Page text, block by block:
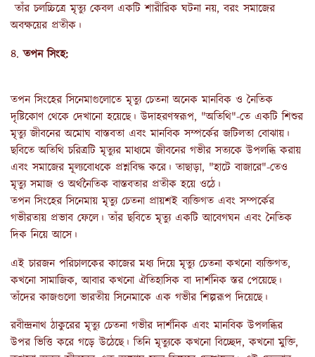
তাঁর চলচ্চিত্রে মৃত্যু কেবল একটি শারীরিক ঘটনা নয়, বরং সমাজের
অবক্ষয়ের প্রতীক।
৪.তপন সিংহ:
তপন সিংহের সিনেমাগুলোতে মৃত্যু চেতনা অনেক মানবিক ও নৈতিক
দৃষ্টিকোণ থেকে দেখানো হয়েছে। উদাহরণস্বরূপ, "অতিথি"-তে একটি শিশুর
মৃত্যু জীবনের অমোঘ বাস্তবতা এবং মানবিক সম্পর্কের জটিলতা বোঝায়।
ছবিতে অতিথি চরিত্রটি মৃত্যুর মাধ্যমে জীবনের গভীর সত্যকে উপলব্ধি করায়
এবং সমাজের মূল্যবোধকে প্রশ্নবিদ্ধ করে। তাছাড়া, "হাটে বাজারে"-তেও
মৃত্যু সমাজ ও অর্থনৈতিক বাস্তবতার প্রতীক হয়ে ওঠে।
তপন সিংহের সিনেমায় মৃত্যু চেতনা প্রায়শই ব্যক্তিগত এবং সম্পর্কের
গভীরতায় প্রভাব ফেলে। তাঁর ছবিতে মৃত্যু একটি আবেগঘন এবং নৈতিক
দিক নিয়ে আসে।
এই চারজন পরিচালকের কাজের মধ্য দিয়ে মৃত্যু চেতনা কখনো ব্যক্তিগত,
কখনো সামাজিক, আবার কখনো ঐতিহাসিক বা দার্শনিক স্তর পেয়েছে।
তাঁদের কাজগুলো ভারতীয় সিনেমাকে এক গভীর শিল্পরূপ দিয়েছে।
রবীন্দ্রনাথ ঠাকুরের মৃত্যু চেতনা গভীর দার্শনিক এবং মানবিক উপলব্ধির
উপর ভিত্তি করে গড়ে উঠেছে। তিনি মৃত্যুকে কখনো বিচ্ছেদ, কখনো মুক্তি,